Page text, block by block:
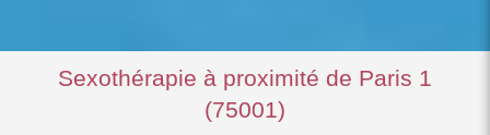
Sexothérapie à proximité de Paris 1
(75001)